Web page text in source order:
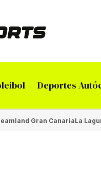
Deportes
Gran CanariaLa